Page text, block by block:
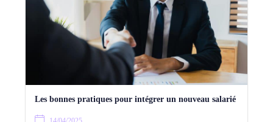
Les bonnes pratiques pour intégrer un nouveau salarié